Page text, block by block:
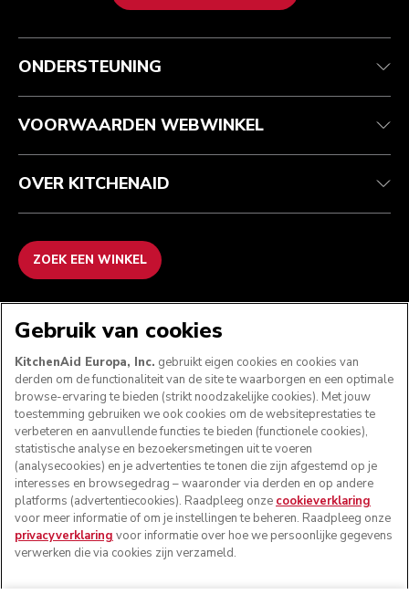
Health check
Je bestelling volgen
Garantie en documenten
Recupel
Algemene voorwaarden
Retournering en terugbetaling
Imprint
ODR
Het merk
Zoek een winkel
ONDERSTEUNING
VOORWAARDEN WEBWINKEL
OVER KITCHENAID
ZOEK EEN WINKEL
VOLG ONS
Gebruik van cookies
KitchenAid Europa, Inc. gebruikt eigen cookies en cookies van
derden om de functionaliteit van de site te waarborgen en een optimale
browse-ervaring te bieden (strikt noodzakelijke cookies). Met jouw
toestemming gebruiken we ook cookies om de websiteprestaties te
verbeteren en aanvullende functies te bieden (functionele cookies),
statistische analyse en bezoekersmetingen uit te voeren
(analysecookies) en je advertenties te tonen die zijn afgestemd op je
interesses en browsegedrag – waaronder via derden en op andere
platforms (advertentiecookies). Raadpleeg onze cookieverklaring
voor meer informatie of om je instellingen te beheren. Raadpleeg onze
privacyverklaring voor informatie over hoe we persoonlijke gegevens
verwerken die via cookies zijn verzameld.